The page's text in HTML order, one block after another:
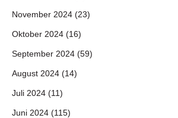
November 2024 (23)
Oktober 2024 (16)
September 2024 (59)
August 2024 (14)
Juli 2024 (11)
Juni 2024 (115)